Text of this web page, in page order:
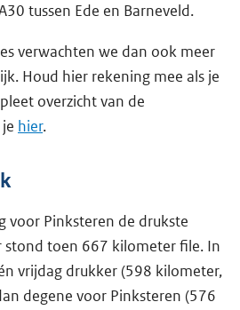
tussen Ede en Barneveld.
verwachten we dan ook meer
Houd hier rekening mee als je
overzicht van de
hier.
voor Pinksteren de drukste
stond toen 667 kilometer file. In
vrijdag drukker (598 kilometer,
degene voor Pinksteren (576